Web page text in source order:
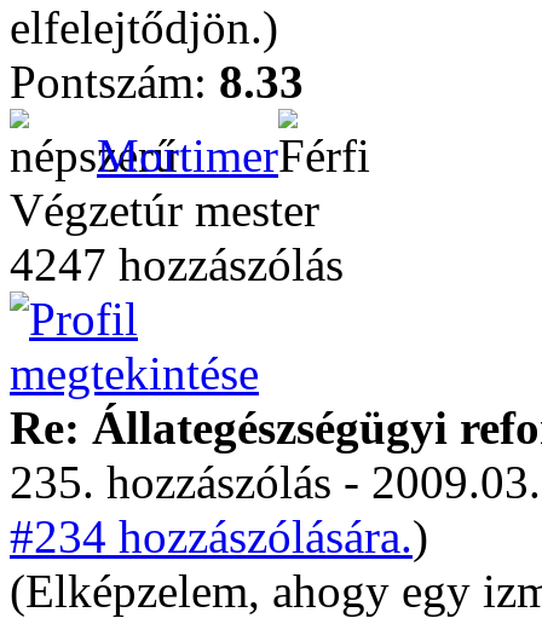
elfelejtődjön.)
Pontszám: 8.33
Mortimer
Végzetúr mester
4247 hozzászólás
Re: Állategészségügyi
235. hozzászólás -
#234 hozzászólására.)
(Elképzelem, ahogy egy